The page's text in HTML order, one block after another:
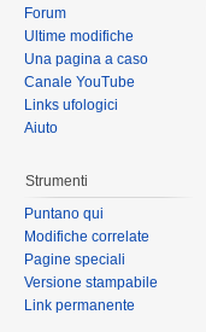
Forum
Ultime modifiche
Una pagina a caso
Canale YouTube
Links ufologici
Aiuto
Strumenti
Puntano qui
Modifiche correlate
Pagine speciali
Versione stampabile
Link permanente